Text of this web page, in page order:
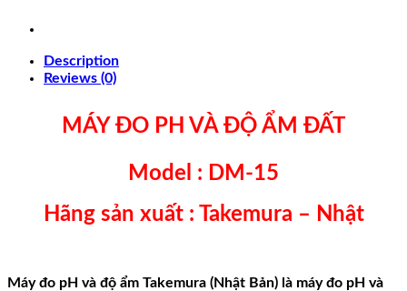
Description
Reviews (0)
MÁY ĐO PH VÀ ĐỘ ẨM ĐẤT
Model : DM-15
Hãng sản xuất : Takemura – Nhật
Máy đo pH và độ ẩm Takemura (Nhật Bản) là máy đo pH và